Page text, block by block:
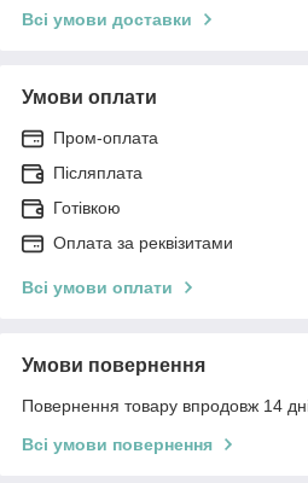
Всі умови доставки
Умови оплати
Пром-оплата
Післяплата
Готівкою
Оплата за реквізитами
Всі умови оплати
Умови повернення
Повернення товару впродовж 14
Всі умови повернення